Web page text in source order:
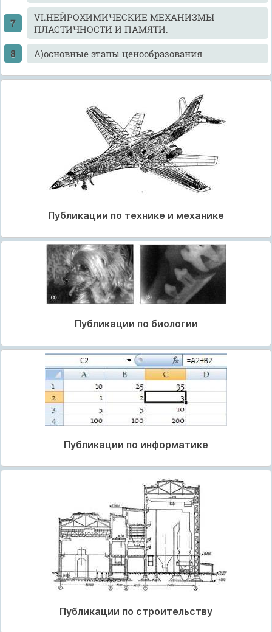
VI.НЕЙРОХИМИЧЕСКИЕ МЕХАНИЗМЫ
ПЛАСТИЧНОСТИ И ПАМЯТИ.
А)основные этапы ценообразования
Публикации по технике и механике
Публикации по биологии
Публикации по информатике
Публикации по строительству